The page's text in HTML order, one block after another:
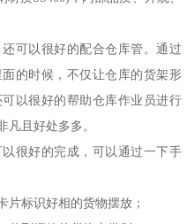
可以很好的配合仓库管。通过
的时候，不仅让仓库的货架形
以很好的帮助仓库作业员进行
凡且好处多多。
很好的完成，可以通过一下手
片标识好相的货物摆放；